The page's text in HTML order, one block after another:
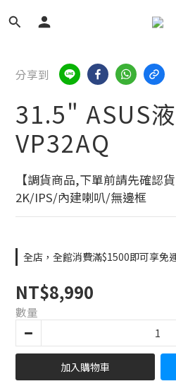
分享到
31.5" ASUS
VP32AQ
【調貨商品,下單前請先確認貨
2K/IPS/內建喇叭/無邊框
全店，全館消費滿$1500即可享免
NT$8,990
數量
加入購物車